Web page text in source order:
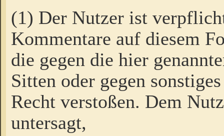
(1) Der Nutzer ist
Kommentare auf diesem
die gegen die hier
Sitten oder gegen
Recht verstoßen. Dem
untersagt,